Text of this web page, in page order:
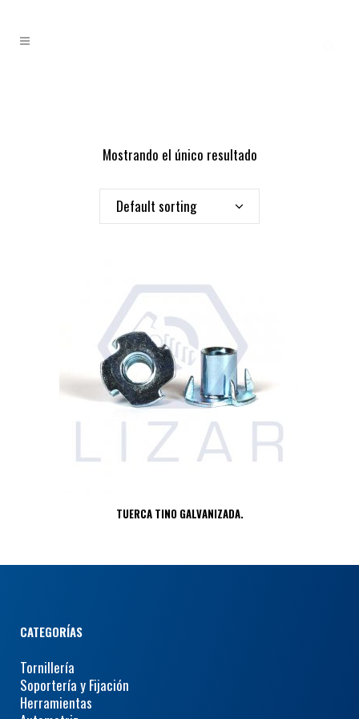
Mostrando el único resultado
Default sorting
TUERCA TINO GALVANIZADA.
CATEGORÍAS
Tornillería
Soportería y Fijación
Herramientas